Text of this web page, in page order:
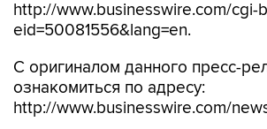
http://www.businesswire.com/cgi-
eid=50081556&lang=en.
С оригиналом данного пресс-
ознакомиться по адресу:
http://www.businesswire.com/